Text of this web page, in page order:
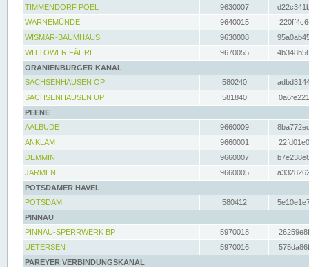
TIMMENDORF POEL
9630007
WARNEMÜNDE
9640015
WISMAR-BAUMHAUS
9630008
WITTOWER FÄHRE
9670055
ORANIENBURGER KANAL
SACHSENHAUSEN OP
580240
SACHSENHAUSEN UP
581840
PEENE
AALBUDE
9660009
ANKLAM
9660001
DEMMIN
9660007
JARMEN
9660005
POTSDAMER HAVEL
POTSDAM
580412
PINNAU
PINNAU-SPERRWERK BP
5970018
UETERSEN
5970016
PAREYER VERBINDUNGSKANAL